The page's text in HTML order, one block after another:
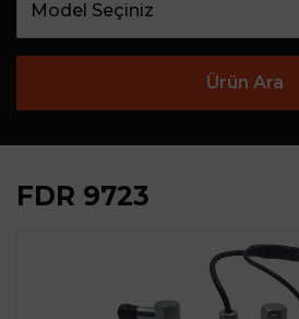
Ürün Ara
FDR 9723